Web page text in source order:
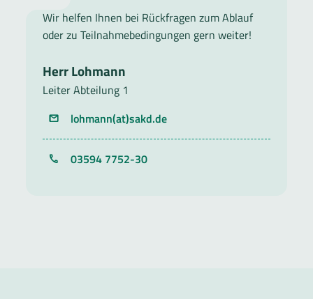
Wir helfen Ihnen bei Rückfragen zum Ablauf
oder zu Teilnahmebedingungen gern weiter!
Herr Lohmann
Leiter Abteilung 1
lohmann(at)sakd.de
Telefon03594 7752-30